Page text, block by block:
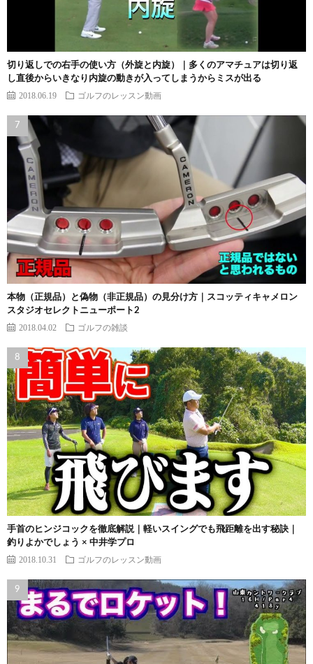
切り返しでの右手の使い方（外旋と内旋）｜多くのアマチュアは切り返
し直後からいきなり内旋の動きが入ってしまうからミスが出る
2018.06.19 ゴルフのレッスン動画
本物（正規品）と偽物（非正規品）の見分け方｜スコッティキャメロン
スタジオセレクトニューポート2
2018.04.02 ゴルフの雑談
手首のヒンジコックを徹底解説｜軽いスイングでも飛距離を出す秘訣｜
釣りよかでしょう × 中井学プロ
2018.10.31 ゴルフのレッスン動画